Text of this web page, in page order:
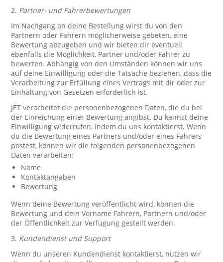
2. Partner- und Fahrerbewertungen
Im Nachgang an deine Bestellung wirst du von den
Partnern oder Fahrern möglicherweise gebeten, eine
Bewertung abzugeben und wir bieten dir eventuell
ebenfalls die Möglichkeit, Partner und/oder Fahrer zu
bewerten. Abhängig von den Umständen können wir uns
auf deine Einwilligung oder die Tatsache beziehen, dass die
Verarbeitung zur Erfüllung eines Vertrags mit dir oder zur
Einhaltung von Gesetzen erforderlich ist.
JET verarbeitet die personenbezogenen Daten, die du bei
der Einreichung einer Bewertung angibst. Du kannst deine
Einwilligung widerrufen, indem du uns kontaktierst. Wenn
du die Bewertung eines Partners und/oder eines Fahrers
postest, können wir die folgenden personenbezogenen
Daten verarbeiten:
Name
Kontaktangaben
Bewertung
Wenn deine Bewertung veröffentlicht wird, können die
Bewertung und dein Vorname Fahrern, Partnern und/oder
der Öffentlichkeit zur Verfügung gestellt werden.
3. Kundendienst und Support
Wenn du unseren Kundendienst kontaktierst, nutzen wir